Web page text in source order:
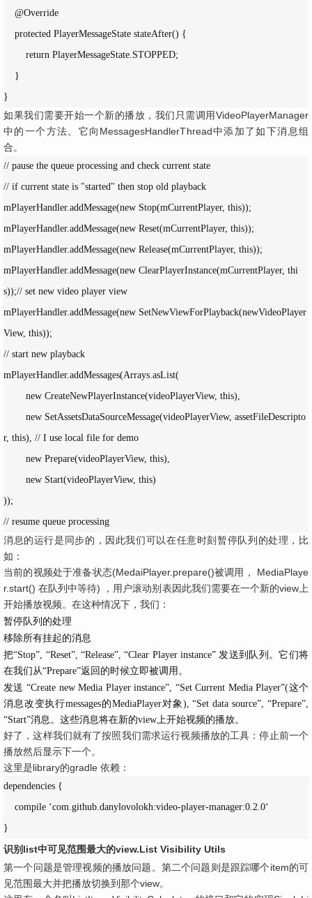
@Override
protected PlayerMessageState stateAfter() {
return PlayerMessageState.STOPPED;
}
}
如果我们需要开始一个新的播放，我们只需调用VideoPlayerManager
中的一个方法。它向MessagesHandlerThread中添加了如下消息组
合。
// pause the queue processing and check current state
// if current state is "started" then stop old playback
mPlayerHandler.addMessage(new Stop(mCurrentPlayer, this));
mPlayerHandler.addMessage(new Reset(mCurrentPlayer, this));
mPlayerHandler.addMessage(new Release(mCurrentPlayer, this));
mPlayerHandler.addMessage(new ClearPlayerInstance(mCurrentPlayer, thi
s));// set new video player view
mPlayerHandler.addMessage(new SetNewViewForPlayback(newVideoPlayer
View, this));
// start new playback
mPlayerHandler.addMessages(Arrays.asList(
new CreateNewPlayerInstance(videoPlayerView, this),
new SetAssetsDataSourceMessage(videoPlayerView, assetFileDescripto
r, this), // I use local file for demo
new Prepare(videoPlayerView, this),
new Start(videoPlayerView, this)
));
// resume queue processing
消息的运行是同步的，因此我们可以在任意时刻暂停队列的处理，比
如：
当前的视频处于准备状态(MedaiPlayer.prepare()被调用， MediaPlaye
r.start() 在队列中等待) ，用户滚动别表因此我们需要在一个新的view上
开始播放视频。在这种情况下，我们：
暂停队列的处理
移除所有挂起的消息
把“Stop”, “Reset”, “Release”, “Clear Player instance” 发送到队列。它们将
在我们从“Prepare”返回的时候立即被调用。
发送 “Create new Media Player instance”, “Set Current Media Player”(这个
消息改变执行messages的MediaPlayer对象), “Set data source”, “Prepare”,
“Start”消息。这些消息将在新的view上开始视频的播放。
好了，这样我们就有了按照我们需求运行视频播放的工具：停止前一个
播放然后显示下一个。
这里是library的gradle 依赖：
dependencies {
compile ‘com.github.danylovolokh:video-player-manager:0.2.0‘
}
识别list中可见范围最大的view.List Visibility Utils
第一个问题是管理视频的播放问题。第二个问题则是跟踪哪个item的可
见范围最大并把播放切换到那个view。